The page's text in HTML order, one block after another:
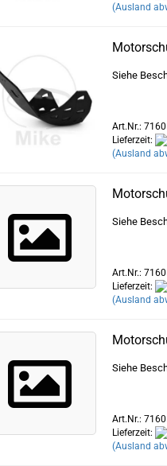
(Ausland
Siehe
Art.Nr.:
Lieferzeit:
(Ausland
Siehe
Art.Nr.:
Lieferzeit:
(Ausland
Siehe
Art.Nr.:
Lieferzeit:
(Ausland